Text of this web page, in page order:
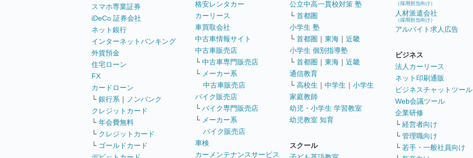
スマホ専業証券
iDeCo 証券会社
ネット銀行
インターネットバンキング
外貨預金
住宅ローン
FX
カードローン
└ 銀行系 ｜
ノンバンク
クレジットカード
└ 年会費無料
└ クレジットカード
└ ゴールドカード
格安レンタカー
カーリース
車買取会社
中古車情報サイト
中古車販売店
└ 中古車専門販売店
└ メーカー系
中古車販売店
バイク販売店
└ バイク専門販売店
└ メーカー系
バイク販売店
車検
カーメンテナンスサービス
公立中高一貫校対策 塾
└ 首都圏
小学生 塾
└ 首都圏 ｜ 東海 ｜ 近畿
小学生 個別指導塾
└ 首都圏 ｜ 東海 ｜ 近畿
通信教育
└ 高校生 ｜ 中学生 ｜ 小学生
家庭教師
幼児・小学生 学習教室
幼児教室 知育
スクール
（採用担当向け）
人材派遣会社
（採用担当向け）
アルバイト求人広告
ビジネス
法人カーリース
ネット印刷通販
ビジネスチャットツール
Web会議ツール
企業研修
└ 経営者向け
└ 管理職向け
└ 若手・一般社員向け